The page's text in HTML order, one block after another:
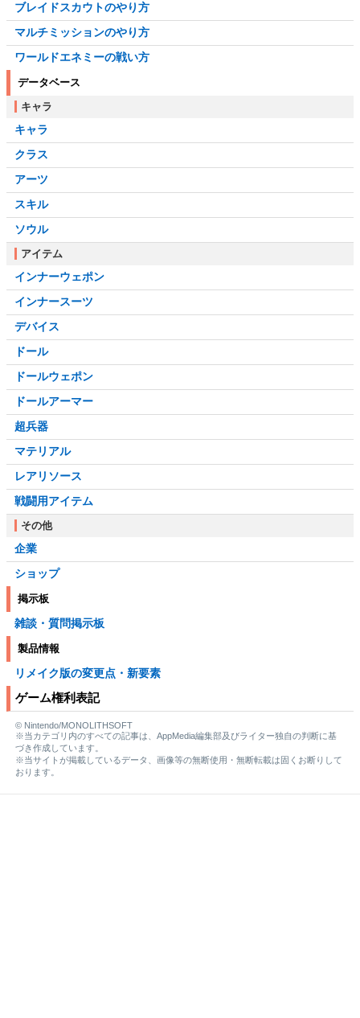
ブレイドスカウトのやり方
マルチミッションのやり方
ワールドエネミーの戦い方
データベース
キャラ
キャラ
クラス
アーツ
スキル
ソウル
アイテム
インナーウェポン
インナースーツ
デバイス
ドール
ドールウェポン
ドールアーマー
超兵器
マテリアル
レアリソース
戦闘用アイテム
その他
企業
ショップ
掲示板
雑談・質問掲示板
製品情報
リメイク版の変更点・新要素
ゲーム権利表記
© Nintendo/MONOLITHSOFT
※当カテゴリ内のすべての記事は、AppMedia編集部及びライター独自の判断に基
づき作成しています。
※当サイトが掲載しているデータ、画像等の無断使用・無断転載は固くお断りして
おります。